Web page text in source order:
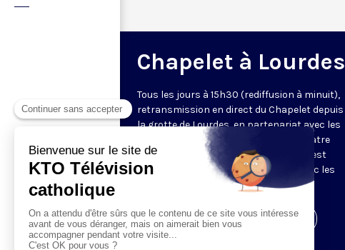
Chapelet à Lourdes
Tous les jours à 15h30 (rediffusion à minuit),
retransmission en direct du Chapelet depuis
la grotte de Lourdes, en partenariat avec les
Sanctuaires. Chaque jour, l'une des quatre
méditations des mystères du Rosaire est
proposée en communion de prière avec les
Visiter la page de l'émission